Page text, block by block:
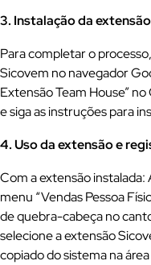
3. Instalação da
Para completar o
Sicovem no navegador
Extensão Team House”
e siga as instruções para
4. Uso da extensão e
Com a extensão
menu “Vendas Pessoa
de quebra-cabeça no
selecione a extensão
copiado do sistema na